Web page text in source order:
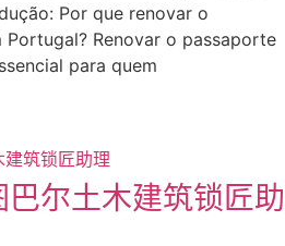
Por que renovar o
Renovar o passaporte
para quem
尔土木建筑锁匠助